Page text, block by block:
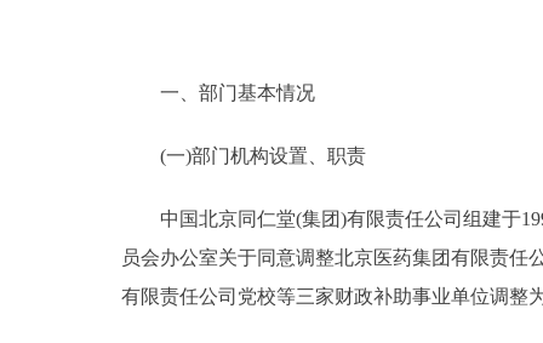
一、部门基本情况
(一)部门机构设置、职责
中国北京同仁堂(集团)有限责任公司组建于
员会办公室关于同意调整北京医药集团有限责任
有限责任公司党校等三家财政补助事业单位调整